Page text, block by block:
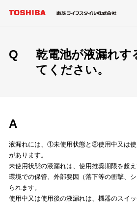
Q
乾電池が液漏れす
てください。
A
液漏れには、①未使用状態と②使用中又は
があります。
未使用状態の液漏れは、使用推奨期限を超
環境での保管、外部要因（落下等の衝撃、
られます。
使用中又は使用後の液漏れは、機器のスイ